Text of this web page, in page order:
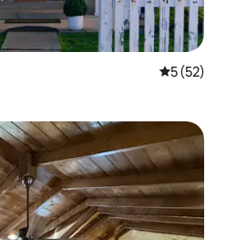
レビュー
5 (52)